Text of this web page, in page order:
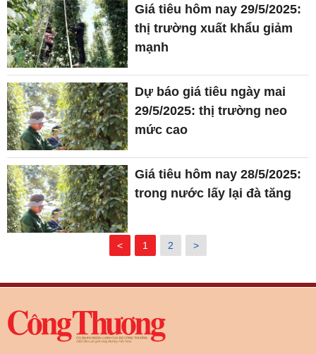
Giá tiêu hôm nay 29/5/2025:
thị trường xuất khẩu giảm
mạnh
Dự báo giá tiêu ngày mai
29/5/2025: thị trường neo
mức cao
Giá tiêu hôm nay 28/5/2025:
trong nước lấy lại đà tăng
< 1 2 >